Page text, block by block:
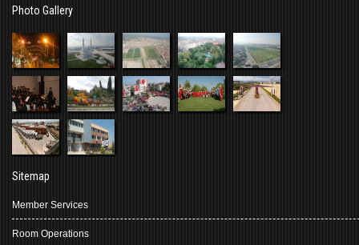
Photo Gallery
Sitemap
Member Services
Room Operations